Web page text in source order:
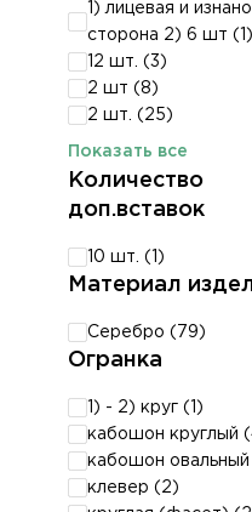
1) лицевая и
сторона 2) 6 шт (
)
12 шт. (3 )
2 шт ( 8 )
2 шт. ( 25 )
Показать все
Количество
доп.вставок
10 шт. ( )
Материал
Серебро ( 79 )
Огранка
1) - 2) круг (
)
кабошон круглый (
кабошон овальный
клевер ( 2 )